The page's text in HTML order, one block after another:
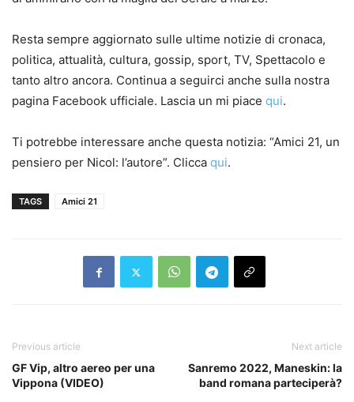
Resta sempre aggiornato sulle ultime notizie di cronaca,
politica, attualità, cultura, gossip, sport, TV, Spettacolo e
tanto altro ancora. Continua a seguirci anche sulla nostra
pagina Facebook ufficiale. Lascia un mi piace qui.
Ti potrebbe interessare anche questa notizia: “Amici 21, un
pensiero per Nicol: l’autore”. Clicca qui.
TAGS Amici 21
Previous article
GF Vip, altro aereo per una
Vippona (VIDEO)
Next article
Sanremo 2022, Maneskin: la
band romana parteciperà?